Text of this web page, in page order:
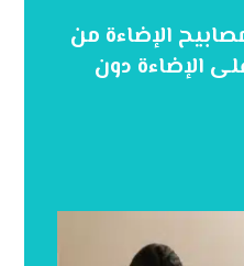
الإضاءة من
الإضاءة دون